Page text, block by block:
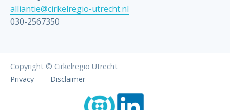
alliantie@cirkelregio-utrecht.nl
030-2567350
Copyright © Cirkelregio Utrecht
Privacy
Disclaimer